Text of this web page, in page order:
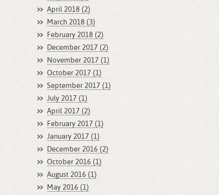
April 2018 (2)
March 2018 (3)
February 2018 (2)
December 2017 (2)
November 2017 (1)
October 2017 (1)
September 2017 (1)
July 2017 (1)
April 2017 (2)
February 2017 (1)
January 2017 (1)
December 2016 (2)
October 2016 (1)
August 2016 (1)
May 2016 (1)